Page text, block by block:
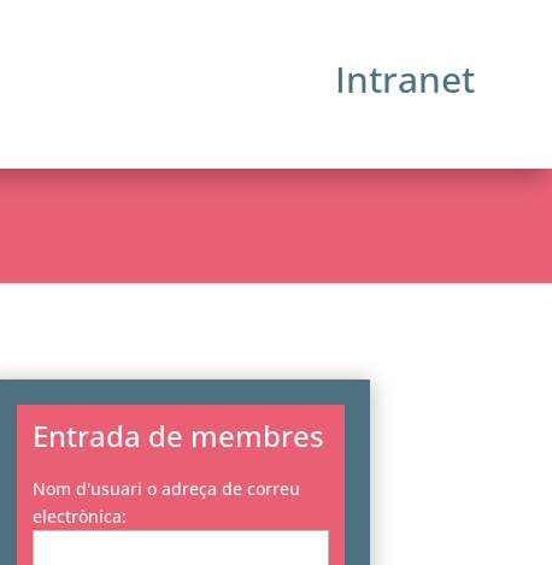
Intranet
Entrada de membres
Nom d'usuari o adreça de correu
electrònica: